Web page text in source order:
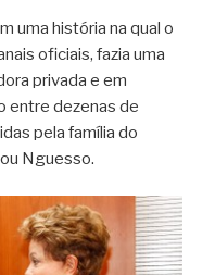
uma história na qual o
oficiais, fazia uma
privada e em
entre dezenas de
pela família do
Nguesso.